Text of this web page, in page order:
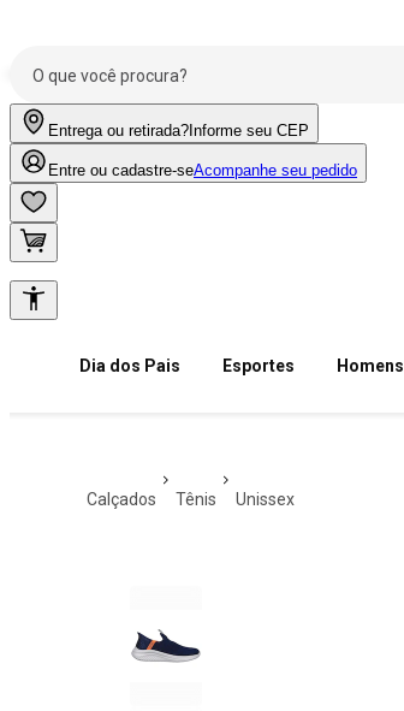
Entrega ou retirada? Informe seu CEP
Entre ou cadastre-seAcompanhe seu pedido
Dia dos Pais Esportes Homens
calçados tênis unissex